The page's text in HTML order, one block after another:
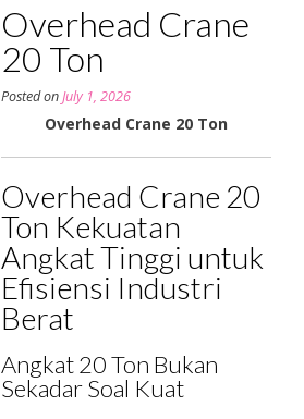
Overhead Crane
20 Ton
Posted onJuly 1, 2026
Overhead Crane 20 Ton
Overhead Crane 20
Ton Kekuatan
Angkat Tinggi untuk
Efisiensi Industri
Berat
Angkat 20 Ton Bukan
Sekadar Soal Kuat